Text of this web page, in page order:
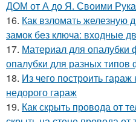
ДОМ от А до Я. Своими
16. Как взломать железную
замок без ключа: входные
17. Материал для
опалубки для разных типов
18. Из чего построить
недорого гараж
19. Как скрыть провода от